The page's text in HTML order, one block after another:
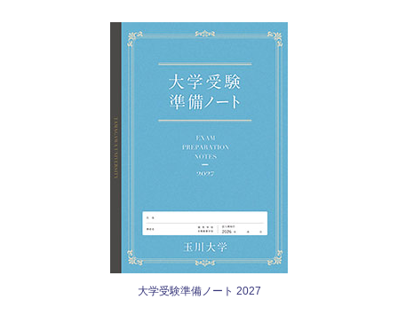
大学受験準備ノート 2027